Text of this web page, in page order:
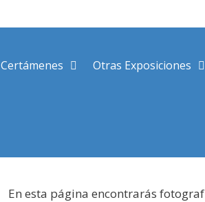
Certámenes Otras Exposiciones
En esta página encontrarás